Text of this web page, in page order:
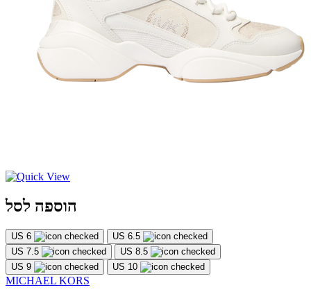
הוספה לסל
US 6
US 6.5
US 7.5
US 8.5
US 9
US 10
MICHAEL KORS